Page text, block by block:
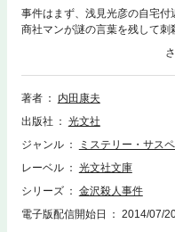
事件はまず、浅見光彦の自宅付
商社マンが謎の言葉を残して
劇が発生した。兼六園（けん
の急な石段から、女子学生が
の最後を、偶然目撃していた
を求めて北陸に飛んだ光彦は
著者
内田康夫
出版社
光文社
ジャンル
ミステリー・サス
レーベル
光文社文庫
シリーズ
金沢殺人事件
電子版配信開始日
2014/07/